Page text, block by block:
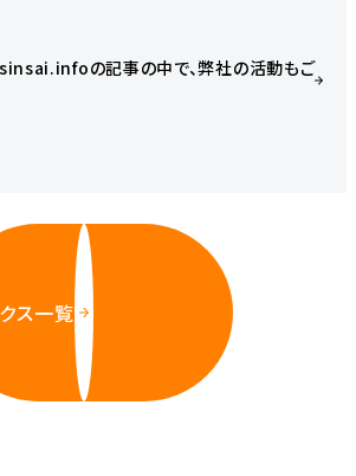
の記事の中で、弊社の活動もご
ス一覧